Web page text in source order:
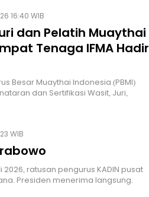
16:40 WIB
dan Pelatih Muaythai
Tenaga IFMA Hadir
Besar Muaythai Indonesia (PBMI)
dan Sertifikasi Wasit, Juri,
WIB
2026, ratusan pengurus KADIN pusat
Presiden menerima langsung.